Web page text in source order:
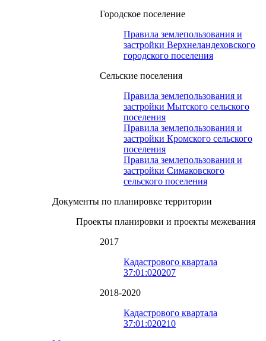
Городское поселение
Правила землепользования и
застройки Верхнеландеховского
городского поселения
Сельские поселения
Правила землепользования и
застройки Мытского сельского
поселения
Правила землепользования и
застройки Кромского сельского
поселения
Правила землепользования и
застройки Симаковского
сельского поселения
Документы по планировке территории
Проекты планировки и проекты межевания
2017
Кадастрового квартала
37:01:020207
2018-2020
Кадастрового квартала
37:01:020210